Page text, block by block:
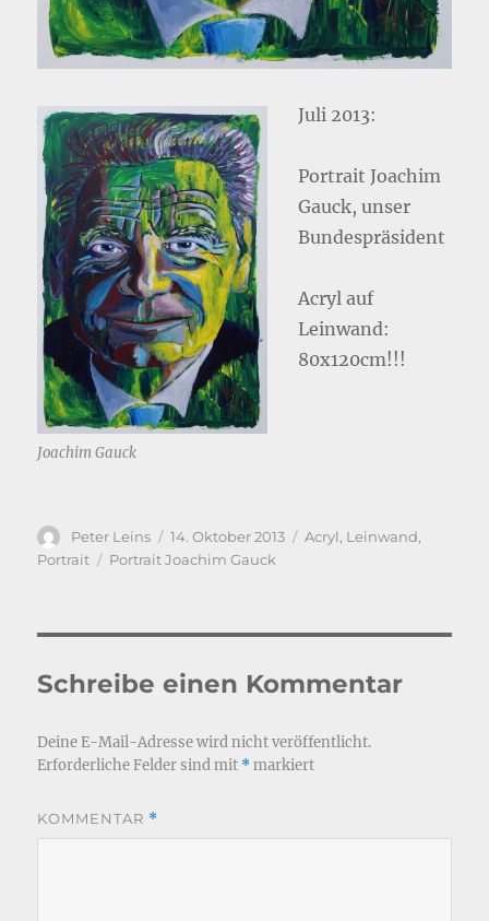
Joachim Gauck
Juli 2013:
Portrait Joachim
Gauck, unser
Bundespräsident
Acryl auf
Leinwand:
80x120cm!!!
Autor
Peter Leins
Veröffentlicht
am
14. Oktober 2013 Kategorien
Acryl, Leinwand,
Portrait
Schlagwörter
Portrait Joachim Gauck
Schreibe einen Kommentar
Deine E-Mail-Adresse wird nicht veröffentlicht.
Erforderliche Felder sind mit *markiert
KOMMENTAR *